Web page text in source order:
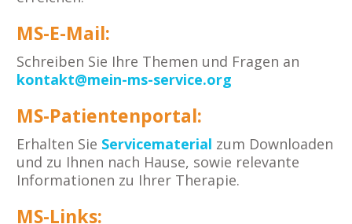
MS-E-Mail:
Schreiben Sie Ihre Themen und Fragen an
kontakt@mein-ms-service.org
MS-Patientenportal:
Erhalten Sie Servicematerial zum Downloaden
und zu Ihnen nach Hause, sowie relevante
Informationen zu Ihrer Therapie.
MS-Links: